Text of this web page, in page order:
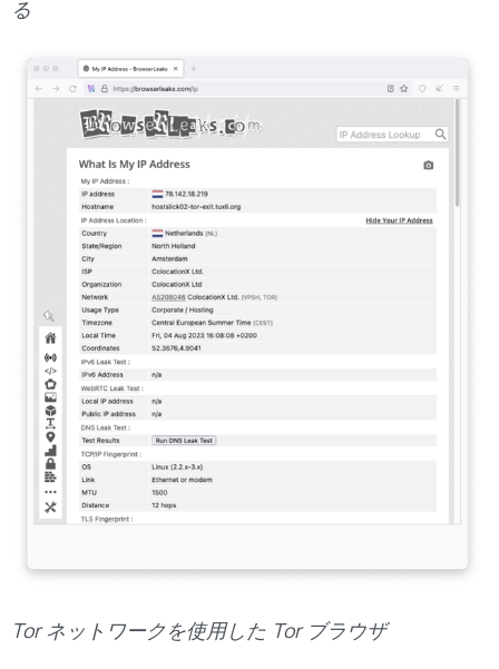
る
Tor ネットワークを使用した Tor ブラウザ